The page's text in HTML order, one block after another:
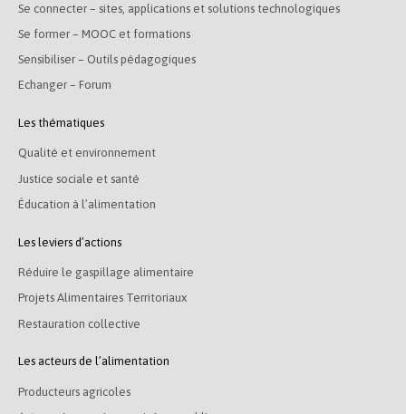
Se connecter – sites, applications et solutions technologiques
Se former – MOOC et formations
Sensibiliser – Outils pédagogiques
Echanger – Forum
Les thématiques
Qualité et environnement
Justice sociale et santé
Éducation à l’alimentation
Les leviers d’actions
Réduire le gaspillage alimentaire
Projets Alimentaires Territoriaux
Restauration collective
Les acteurs de l’alimentation
Producteurs agricoles